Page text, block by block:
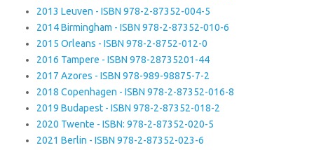
2013 Leuven - ISBN 978-2-87352-004-5
2014 Birmingham - ISBN 978-2-87352-010-6
2015 Orleans - ISBN 978-2-8752-012-0
2016 Tampere - ISBN 978-28735201-44
2017 Azores - ISBN 978-989-98875-7-2
2018 Copenhagen - ISBN 978-2-87352-016-8
2019 Budapest - ISBN 978-2-87352-018-2
2020 Twente - ISBN: 978-2-87352-020-5
2021 Berlin - ISBN 978-2-87352-023-6